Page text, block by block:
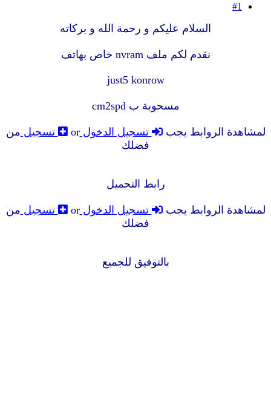
#1
السلام عليكم و رحمة الله و بركاته
نقدم لكم ملف nvram خاص بهاتف
just5 konrow
مسحوبة ب cm2spd
لمشاهدة الروابط يجب تسجيل الدخولor تسجيل من
فضلك
رابط التحميل
لمشاهدة الروابط يجب تسجيل الدخولor تسجيل من
فضلك
بالتوفيق للجميع